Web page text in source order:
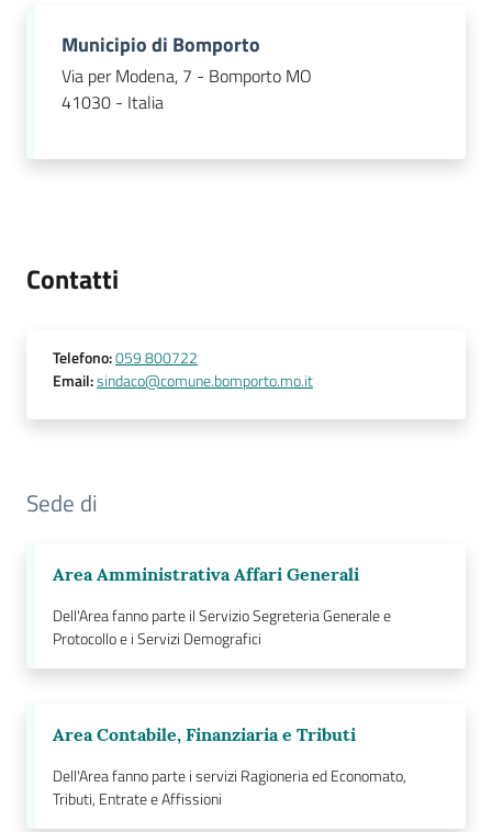
Municipio di Bomporto
Via per Modena, 7 - Bomporto MO
41030 - Italia
Contatti
Telefono:059 800722
Email:sindaco@comune.bomporto.mo.it
Sede di
Area Amministrativa Affari Generali
Dell'Area fanno parte il Servizio Segreteria Generale e
Protocollo e i Servizi Demografici
Area Contabile, Finanziaria e Tributi
Dell'Area fanno parte i servizi Ragioneria ed Economato,
Tributi, Entrate e Affissioni